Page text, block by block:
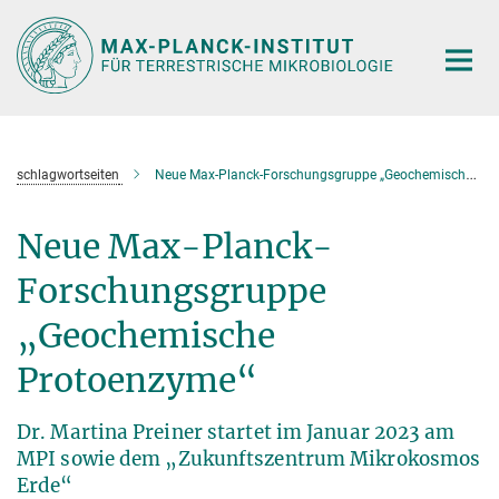
Hauptinhalt
schlagwortseiten Neue Max-Planck-Forschungsgruppe „Geochemische Protoenzyme“ in Marburg
Neue Max-Planck-
Forschungsgruppe
„Geochemische
Protoenzyme“
Dr. Martina Preiner startet im Januar 2023 am
MPI sowie dem „Zukunftszentrum Mikrokosmos
Erde“